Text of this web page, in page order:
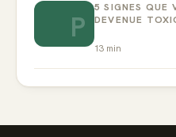
P
5 SIGNES QUE
DEVENUE
13 min